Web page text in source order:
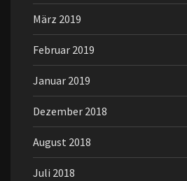
März 2019
Februar 2019
Januar 2019
Dezember 2018
August 2018
Juli 2018